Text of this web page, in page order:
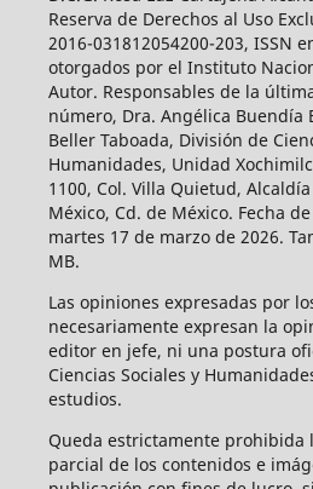
Reserva de Derechos al Uso
2016-031812054200-203, ISSN
otorgados por el Instituto
Autor. Responsables de la
número, Dra. Angélica Buendía
Beller Taboada, División de
Humanidades, Unidad
1100, Col. Villa Quietud, Alcaldía
México, Cd. de México. Fecha
martes 17 de marzo de 2026.
MB.
Las opiniones expresadas por
necesariamente expresan la
editor en jefe, ni una postura
Ciencias Sociales y
estudios.
Queda estrictamente prohibida
parcial de los contenidos e